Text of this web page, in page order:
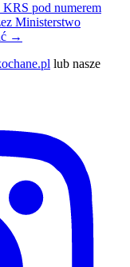
KRS pod numerem
Ministerstwo
→
lub nasze